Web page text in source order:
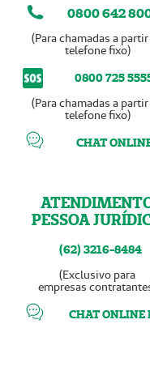
0800 642
(Para chamadas a
telefone fixo)
0800 725
(Para chamadas a
telefone fixo)
CHAT
PESSOA
(62) 3216-8484
(Exclusivo para
empresas
CHAT ONLINE